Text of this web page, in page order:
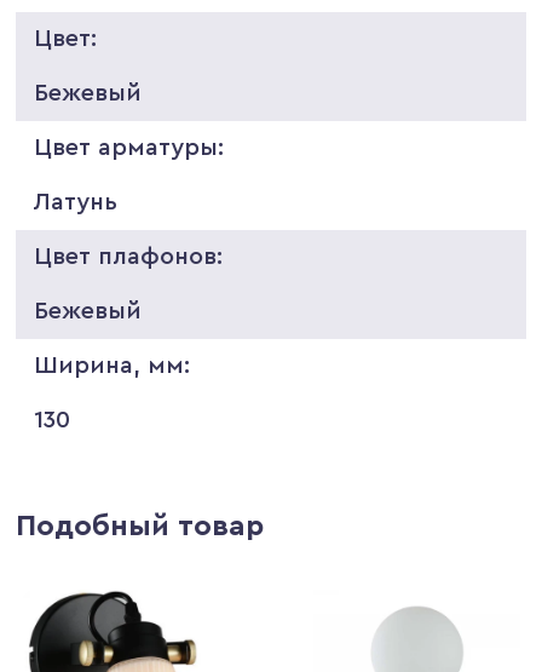
Цвет:
Бежевый
Цвет арматуры:
Латунь
Цвет плафонов:
Бежевый
Ширина, мм:
130
Подобный товар